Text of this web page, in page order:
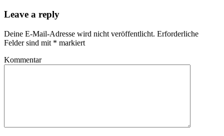
Leave a reply
Deine E-Mail-Adresse wird nicht veröffentlicht. Erforderliche
Felder sind mit * markiert
Kommentar